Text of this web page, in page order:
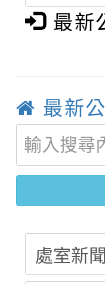
動辦
轉知
表
敬師
【甄
學年
結果(
【甄
學年
結果(
最新
最新